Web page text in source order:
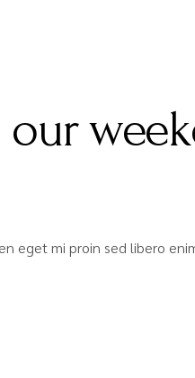
eget mi proin sed libero